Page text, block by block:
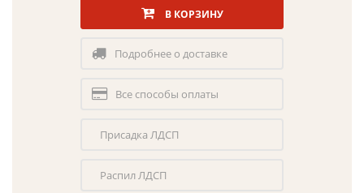
В КОРЗИНУ
Подробнее о доставке
Все способы оплаты
Присадка ЛДСП
Распил ЛДСП